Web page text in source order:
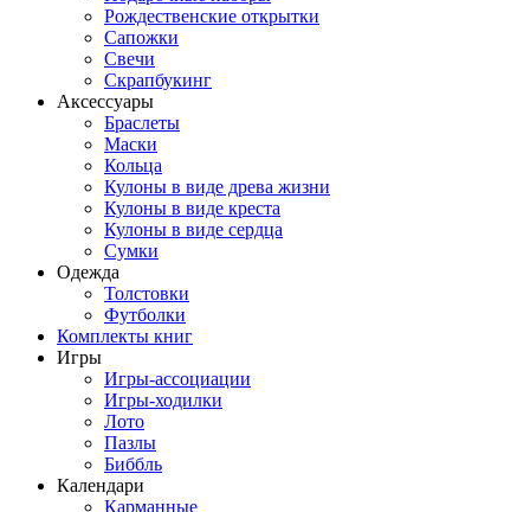
Рождественские открытки
Сапожки
Свечи
Скрапбукинг
Аксессуары
Браслеты
Маски
Кольца
Кулоны в виде древа жизни
Кулоны в виде креста
Кулоны в виде сердца
Сумки
Одежда
Толстовки
Футболки
Комплекты книг
Игры
Игры-ассоциации
Игры-ходилки
Лото
Пазлы
Биббль
Календари
Карманные